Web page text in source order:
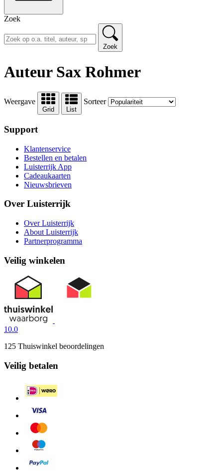
Zoek
Zoek
Auteur Sax Rohmer
Weergave
Grid List
Sorteer
Support
Klantenservice
Bestellen en betalen
Luisterrijk App
Cadeaukaarten
Nieuwsbrieven
Over Luisterrijk
Over Luisterrijk
About Luisterrijk
Partnerprogramma
Veilig winkelen
10.0
125 Thuiswinkel beoordelingen
Veilig betalen